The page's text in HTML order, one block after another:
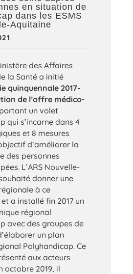
en situation de
dans les ESMS
Aquitaine
des Affaires
la Santé a initié
quinquennale 2017-
de l’offre médico-
un volet
qui s’incarne dans 4
et 8 mesures
d’améliorer la
des personnes
L’ARS Nouvelle-
donner une
à ce
a installé fin 2017 un
régional
avec des groupes de
un plan
Polyhandicap. Ce
aux acteurs
octobre 2019, il